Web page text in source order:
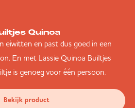
Quinoa
eiwitten en past dus goed in een
En met Lassie Quinoa Builtjes
is genoeg voor één persoon.
Bekijk product